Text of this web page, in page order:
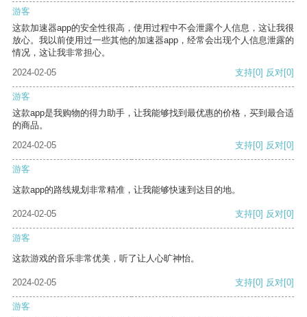
游客
这款加速器app的安全性很高，使用过程中不会泄露个人信息，这让我很
放心。我以前使用过一些其他的加速器app，经常会出现个人信息泄露的
情况，这让我非常担心。
2024-02-05
支持[0] 反对[0]
游客
这款app是我购物的得力助手，让我能够找到最优惠的价格，买到最合适
的商品。
2024-02-05
支持[0] 反对[0]
游客
这款app的路线规划非常精准，让我能够快速到达目的地。
2024-02-05 支持[0] 反对[0]
游客
这款游戏的音乐非常优美，听了让人心旷神怡。
2024-02-05 支持[0] 反对[0]
游客